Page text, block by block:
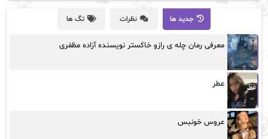
جدید ها نظرات تگ ها
معرفی رمان چله ی رازو خاکستر نویسنده آزاده مظفری
عطر
عروس خونبس